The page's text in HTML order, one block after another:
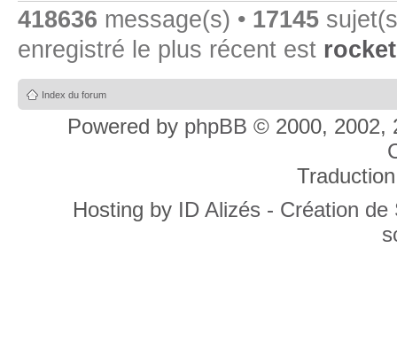
418636 message(s) • 17145
enregistré le plus récent est
Index du forum
Powered by phpBB © 2000, 2002,
Hosting by ID Alizés - Création